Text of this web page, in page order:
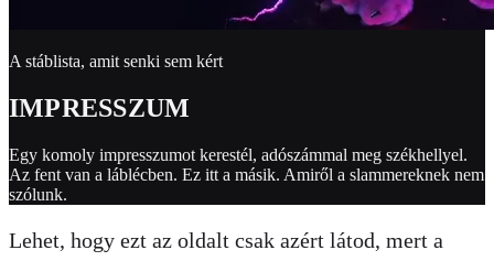
A stáblista, amit senki sem kért
IMPRESSZUM
Egy komoly impresszumot kerestél, adószámmal meg székhellyel.
Az fent van a láblécben. Ez itt a másik. Amiről a slammereknek nem
szólunk.
Lehet, hogy ezt az oldalt csak azért látod, mert a